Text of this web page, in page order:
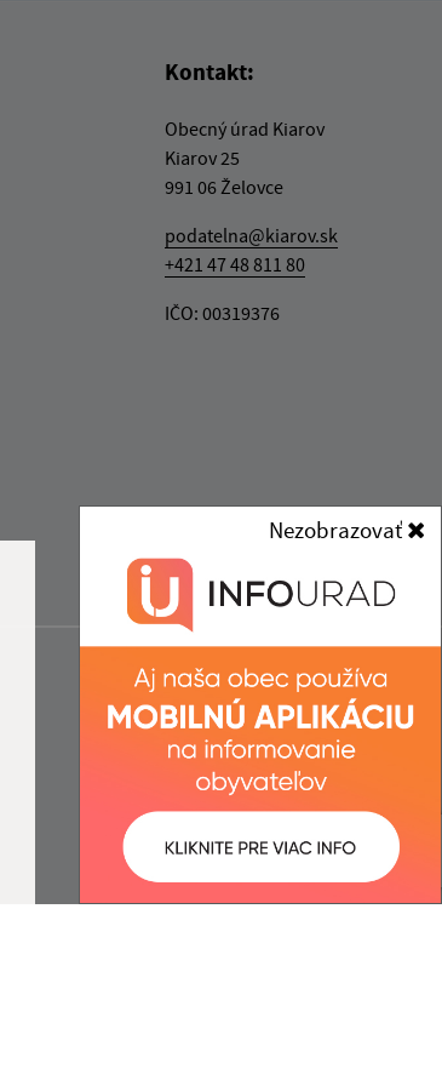
Nezobrazovať
Kontakt:
Obecný úrad Kiarov
Kiarov 25
991 06 Želovce
podatelna@kiarov.sk
+421 47 48 811 80
IČO: 00319376